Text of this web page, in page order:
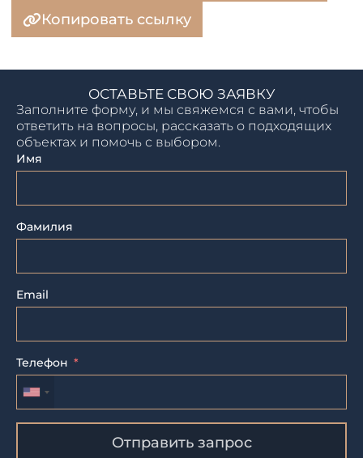
Копировать ссылку
ОСТАВЬТЕ СВОЮ ЗАЯВКУ
Заполните форму, и мы свяжемся с вами, чтобы
ответить на вопросы, рассказать о подходящих
объектах и помочь с выбором.
Имя
Фамилия
Email
Телефон
Отправить запрос